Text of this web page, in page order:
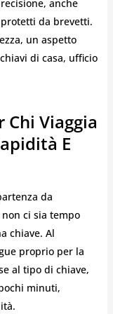
anche
da brevetti.
un aspetto
di casa, ufficio
Chi Viaggia
E
da
ci sia tempo
chiave. Al
proprio per la
al tipo di chiave,
minuti,